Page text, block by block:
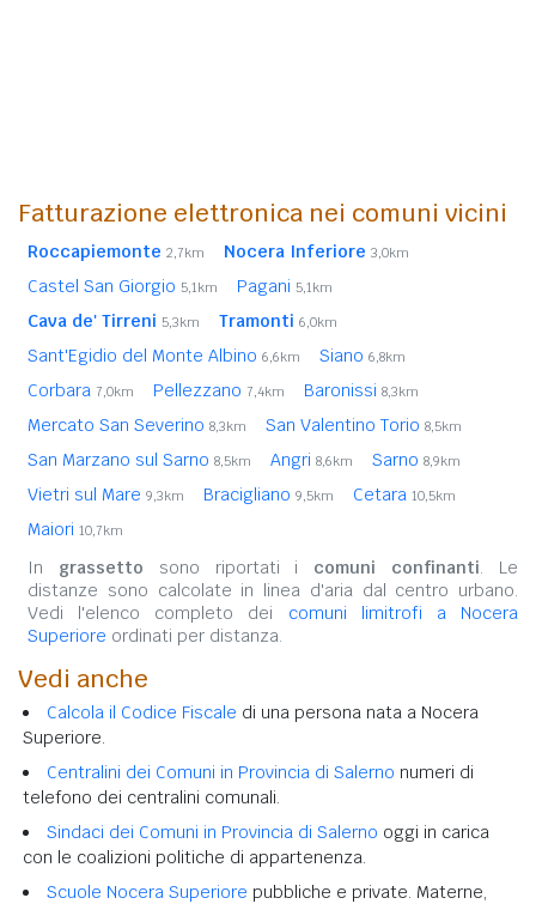
Fatturazione elettronica nei comuni vicini
Roccapiemonte 2,7km Nocera Inferiore 3,0km
Castel San Giorgio 5,1km Pagani 5,1km
Cava de' Tirreni 5,3km Tramonti 6,0km
Sant'Egidio del Monte Albino 6,6km Siano 6,8km
Corbara 7,0km Pellezzano 7,4km Baronissi 8,3km
Mercato San Severino 8,3km San Valentino Torio 8,5km
San Marzano sul Sarno 8,5km Angri 8,6km Sarno 8,9km
Vietri sul Mare 9,3km Bracigliano 9,5km Cetara 10,5km
Maiori 10,7km
In grassetto sono riportati i comuni confinanti. Le
distanze sono calcolate in linea d'aria dal centro urbano.
Vedi l'elenco completo dei comuni limitrofi a Nocera
Superiore ordinati per distanza.
Vedi anche
Calcola il Codice Fiscale di una persona nata a Nocera
Superiore.
Centralini dei Comuni in Provincia di Salerno numeri di
telefono dei centralini comunali.
Sindaci dei Comuni in Provincia di Salerno oggi in carica
con le coalizioni politiche di appartenenza.
Scuole Nocera Superiore pubbliche e private. Materne,